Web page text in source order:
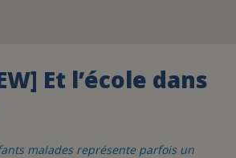
Et l’école dans
malades représente parfois un